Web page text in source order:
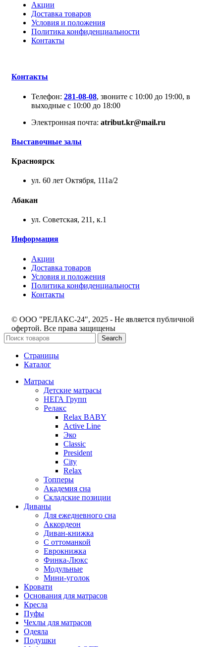
Акции
Доставка товаров
Условия и положения
Политика конфиденциальности
Контакты
Контакты
Телефон: 281-08-08, звоните с 10:00 до 19:00, в
выходные с 10:00 до 18:00
Электронная почта: atribut.kr@mail.ru
Выставочные залы
Красноярск
ул. 60 лет Октября, 111а/2
Абакан
ул. Советская, 211, к.1
Информация
Акции
Доставка товаров
Условия и положения
Политика конфиденциальности
Контакты
© ООО "РЕЛАКС-24", 2025 - Не является публичной
офертой. Все права защищены
Search
Страницы
Каталог
Матрасы
Детские матрасы
НЕГА Групп
Релакс
Relax BABY
Active Line
Эко
Classic
President
City
Relax
Топперы
Академия сна
Складские позиции
Диваны
Для ежедневного сна
Аккордеон
Диван-книжка
С оттоманкой
Еврокнижка
Финка-Люкс
Модульные
Мини-уголок
Кровати
Основания для матрасов
Кресла
Пуфы
Чехлы для матрасов
Одеяла
Подушки